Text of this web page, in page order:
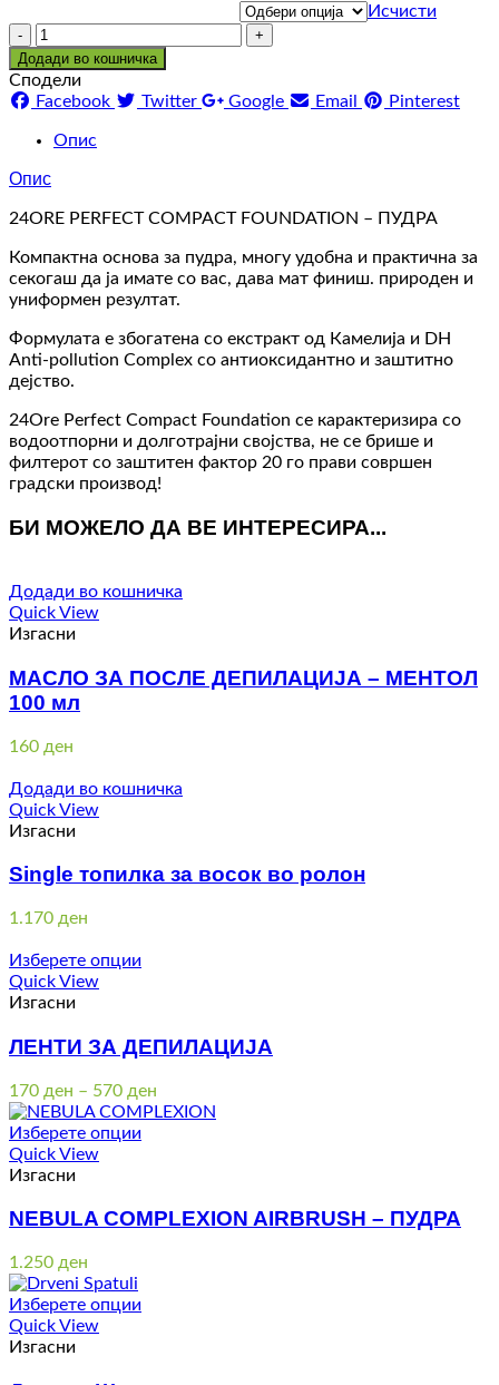
Исчисти
Количина
Додади во кошничка
Сподели
Facebook
Twitter Google Email Pinterest
Опис
Опис
24ORE PERFECT COMPACT FOUNDATION – ПУДРА
Компактна основа за пудра, многу удобна и практична за
секогаш да ја имате со вас, дава мат финиш. природен и
униформен резултат.
Формулата е збогатена со екстракт од Камелија и DH
Anti-pollution Complex со антиоксидантно и заштитно
дејство.
24Ore Perfect Compact Foundation се карактеризира со
водоотпорни и долготрајни својства, не се брише и
филтерот со заштитен фактор 20 го прави совршен
градски производ!
БИ МОЖЕЛО ДА ВЕ ИНТЕРЕСИРА...
Додади во кошничка
Quick View
Изгасни
МАСЛО ЗА ПОСЛЕ ДЕПИЛАЦИЈА – МЕНТОЛ
100 мл
160 ден
Додади во кошничка
Quick View
Изгасни
Single топилка за восок во ролон
1.170 ден
Изберете опции
Quick View
Изгасни
ЛЕНТИ ЗА ДЕПИЛАЦИЈА
170 ден – 570 ден
range:
Изберете опции
Quick View
Изгасни
NEBULA COMPLEXION AIRBRUSH – ПУДРА
1.250 ден
Изберете опции
Quick View
Изгасни